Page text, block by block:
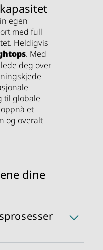
egen
med full
Heldigvis
. Med
deg over
til globale
et
og overalt
dine
og